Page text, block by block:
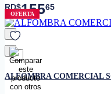
RD$15565
OFERTA
favorito
ALFOMBRA COMERCIAL